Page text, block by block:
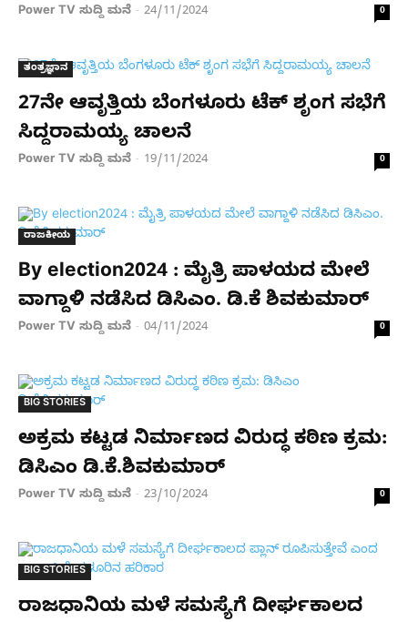
Power TV ಸುದ್ದಿ ಮನೆ - 24/11/2024 0
ತಂತ್ರಜ್ಞಾನ
27ನೇ ಆವೃತ್ತಿಯ ಬೆಂಗಳೂರು ಟೆಕ್​ ಶೃಂಗ ಸಭೆಗೆ
ಸಿದ್ದರಾಮಯ್ಯ ಚಾಲನೆ
Power TV ಸುದ್ದಿ ಮನೆ - 19/11/2024 0
ರಾಜಕೀಯ
By election2024 : ಮೈತ್ರಿ ಪಾಳಯದ ಮೇಲೆ
ವಾಗ್ದಾಳಿ ನಡೆಸಿದ ಡಿಸಿಎಂ. ಡಿ.ಕೆ ಶಿವಕುಮಾರ್​
Power TV ಸುದ್ದಿ ಮನೆ - 04/11/2024 0
BIG STORIES
ಅಕ್ರಮ ಕಟ್ಟಡ ನಿರ್ಮಾಣದ ವಿರುದ್ಧ ಕಠಿಣ ಕ್ರಮ:
ಡಿಸಿಎಂ ಡಿ.ಕೆ.ಶಿವಕುಮಾರ್
Power TV ಸುದ್ದಿ ಮನೆ - 23/10/2024 0
BIG STORIES
ರಾಜಧಾನಿಯ ಮಳೆ ಸಮಸ್ಯೆಗೆ ದೀರ್ಘಕಾಲದ